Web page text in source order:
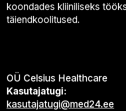
koondades kliiniliseks
täiendkoolitused.
OÜ Celsius Healthcare
Kasutajatugi:
kasutajatugi@med24.ee